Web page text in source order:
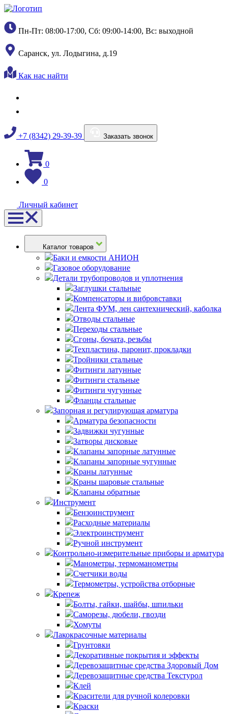
Пн-Пт: 08:00-17:00, Сб: 09:00-14:00, Вс: выходной
Саранск, ул. Лодыгина, д.19
Как нас найти
+7 (8342) 29-39-39 Заказать звонок
0
0
Личный кабинет
Каталог товаров
Баки и емкости АНИОН
Газовое оборудование
Детали трубопроводов и уплотнения
Заглушки стальные
Компенсаторы и вибровставки
Лента ФУМ, лен сантехнический, каболка
Отводы стальные
Переходы стальные
Сгоны, бочата, резьбы
Техпластина, паронит, прокладки
Тройники стальные
Фитинги латунные
Фитинги стальные
Фитинги чугунные
Фланцы стальные
Запорная и регулирующая арматура
Арматура безопасности
Задвижки чугунные
Затворы дисковые
Клапаны запорные латунные
Клапаны запорные чугунные
Краны латунные
Краны шаровые стальные
Клапаны обратные
Инструмент
Бензоинструмент
Расходные материалы
Электроинструмент
Ручной инструмент
Контрольно-измерительные приборы и арматура
Манометры, термоманометры
Счетчики воды
Термометры, устройства отборные
Крепеж
Болты, гайки, шайбы, шпильки
Саморезы, дюбели, гвозди
Хомуты
Лакокрасочные материалы
Грунтовки
Декоративные покрытия и эффекты
Деревозащитные средства Здоровый Дом
Деревозащитные средства Текстурол
Клей
Красители для ручной колеровки
Краски